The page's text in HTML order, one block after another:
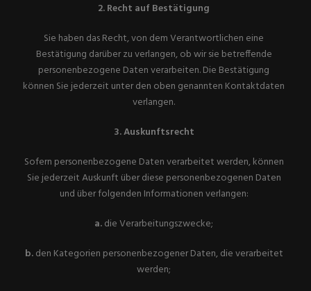
2. Recht auf Bestätigung
Sie haben das Recht, von dem Verantwortlichen eine
Bestätigung darüber zu verlangen, ob wir sie betreffende
personenbezogene Daten verarbeiten. Die Bestätigung
können Sie jederzeit unter den oben genannten Kontaktdaten
verlangen.
3. Auskunftsrecht
Sofern personenbezogene Daten verarbeitet werden, können
Sie jederzeit Auskunft über diese personenbezogenen Daten
und über folgenden Informationen verlangen:
a.die Verarbeitungszwecke;
b.den Kategorien personenbezogener Daten, die verarbeitet
werden;